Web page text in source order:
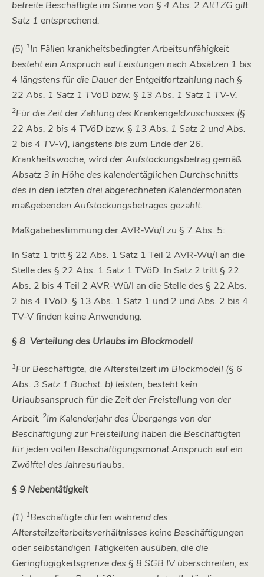
befreite Beschäftigte im Sinne von § 4 Abs. 2 AltTZG gilt
Satz 1 entsprechend.
(5) 1In Fällen krankheitsbedingter Arbeitsunfähigkeit
besteht ein Anspruch auf Leistungen nach Absätzen 1 bis
4 längstens für die Dauer der Entgeltfortzahlung nach §
22 Abs. 1 Satz 1 TVöD bzw. § 13 Abs. 1 Satz 1 TV-V.
2Für die Zeit der Zahlung des Krankengeldzuschusses (§
22 Abs. 2 bis 4 TVöD bzw. § 13 Abs. 1 Satz 2 und Abs.
2 bis 4 TV-V), längstens bis zum Ende der 26.
Krankheitswoche, wird der Aufstockungsbetrag gemäß
Absatz 3 in Höhe des kalendertäglichen Durchschnitts
des in den letzten drei abgerechneten Kalendermonaten
maßgebenden Aufstockungsbetrages gezahlt.
Maßgabebestimmung der AVR-Wü/I zu § 7 Abs. 5:
In Satz 1 tritt § 22 Abs. 1 Satz 1 Teil 2 AVR-Wü/I an die
Stelle des § 22 Abs. 1 Satz 1 TVöD. In Satz 2 tritt § 22
Abs. 2 bis 4 Teil 2 AVR-Wü/I an die Stelle des § 22 Abs.
2 bis 4 TVöD. § 13 Abs. 1 Satz 1 und 2 und Abs. 2 bis 4
TV-V finden keine Anwendung.
§ 8 Verteilung des Urlaubs im Blockmodell
1Für Beschäftigte, die Altersteilzeit im Blockmodell (§ 6
Abs. 3 Satz 1 Buchst. b) leisten, besteht kein
Urlaubsanspruch für die Zeit der Freistellung von der
Arbeit. 2Im Kalenderjahr des Übergangs von der
Beschäftigung zur Freistellung haben die Beschäftigten
für jeden vollen Beschäftigungsmonat Anspruch auf ein
Zwölftel des Jahresurlaubs.
§ 9 Nebentätigkeit
(1) 1Beschäftigte dürfen während des
Altersteilzeitarbeitsverhältnisses keine Beschäftigungen
oder selbständigen Tätigkeiten ausüben, die die
Geringfügigkeitsgrenze des § 8 SGB IV überschreiten, es